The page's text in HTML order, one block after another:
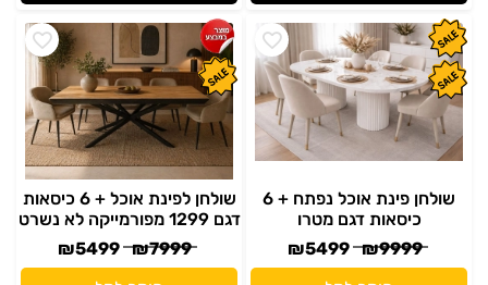
שולחן פינת אוכל נפתח + 6
כיסאות דגם מטרו
₪9999
₪5499
שולחן לפינת אוכל + 6 כיסאות
דגם 1299 מפורמייקה לא נשרט
₪7999
₪5499